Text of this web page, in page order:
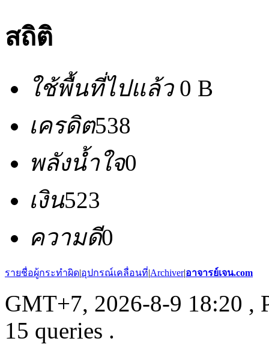
สถิติ
ใช้พื้นที่ไปแล้ว0 B
เครดิต538
พลังน้ำใจ0
เงิน523
ความดี0
รายชื่อผู้กระทำผิด|อุปกรณ์เคลื่อนที่|Archiver|อาจารย์เจน.com
GMT+7, 2026-8-9 18:20 ,
15 queries .